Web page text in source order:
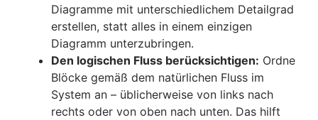
Diagramme mit unterschiedlichem Detailgrad
erstellen, statt alles in einem einzigen
Diagramm unterzubringen.
Den logischen Fluss berücksichtigen: Ordne
Blöcke gemäß dem natürlichen Fluss im
System an – üblicherweise von links nach
rechts oder von oben nach unten. Das hilft